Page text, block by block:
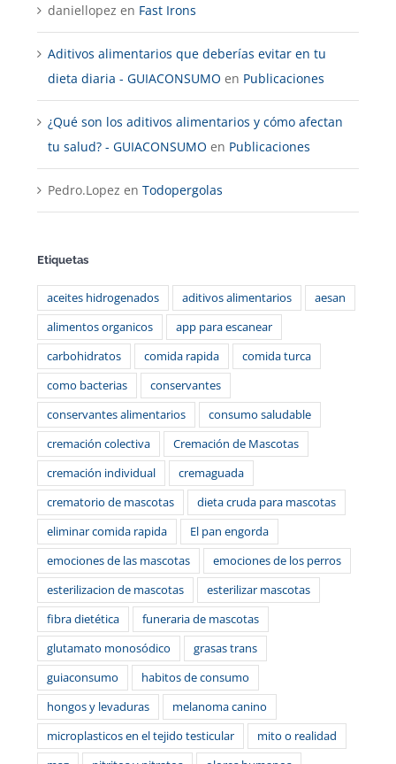
daniellopez en Fast Irons
Aditivos alimentarios que deberías evitar en tu
dieta diaria - GUIACONSUMO en Publicaciones
¿Qué son los aditivos alimentarios y cómo afectan
tu salud? - GUIACONSUMO en Publicaciones
Pedro.Lopez en Todopergolas
Etiquetas
aceites hidrogenados aditivos alimentarios
aesan
alimentos organicos
app para escanear
carbohidratos
comida rapida
comida turca
como bacterias
conservantes
conservantes alimentarios
consumo saludable
cremación colectiva
Cremación de Mascotas
cremación individual
cremaguada
crematorio de mascotas
dieta cruda para mascotas
eliminar comida rapida
El pan engorda
emociones de las mascotas
emociones de los perros
esterilizacion de mascotas
esterilizar mascotas
fibra dietética
funeraria de mascotas
glutamato monosódico
grasas trans
guiaconsumo
habitos de consumo
hongos y levaduras
melanoma canino
microplasticos en el tejido testicular
mito o realidad